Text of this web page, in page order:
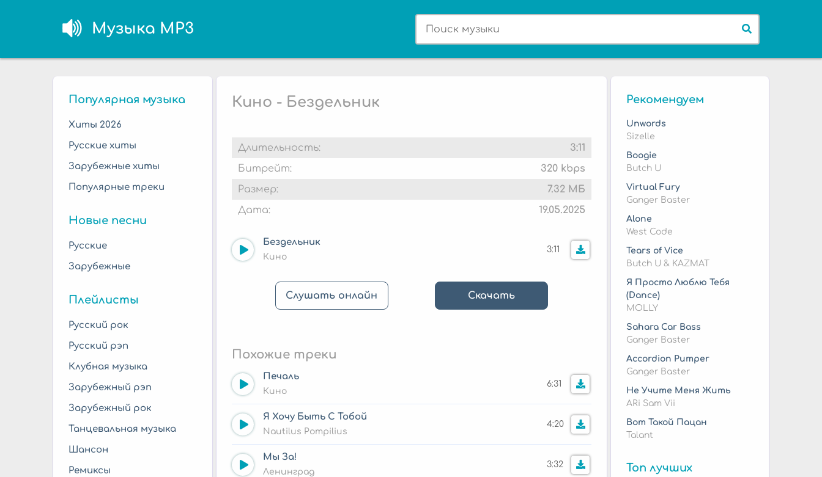
Музыка MP3
Популярная музыка
Хиты 2026
Русские хиты
Зарубежные хиты
Популярные треки
Новые песни
Русские
Зарубежные
Плейлисты
Русский рок
Русский рэп
Клубная музыка
Зарубежный рэп
Зарубежный рок
Танцевальная музыка
Шансон
Ремиксы
Кино - Бездельник
Длительность:
3:11
Битрейт:
320 kbps
Размер:
7.32 МБ
Дата:
19.05.2025
Бездельник
Кино
3:11
Слушать онлайн Скачать
Похожие треки
Печаль
Кино
6:31
Я Хочу Быть С Тобой
Nautilus Pompilius
4:20
Мы За!
Ленинград
3:32
Рекомендуем
Unwords
Sizelle
Boogie
Butch U
Virtual Fury
Ganger Baster
Alone
West Code
Tears of Vice
Butch U & KAZMAT
Я Просто Люблю Тебя
(Dance)
MOLLY
Sahara Car Bass
Ganger Baster
Accordion Pumper
Ganger Baster
Не Учите Меня Жить
ARi Sam Vii
Вот Такой Пацан
Talant
Топ лучших